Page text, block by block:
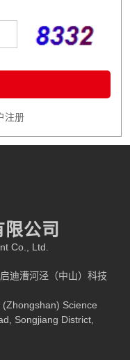
注册
公司
Co., Ltd.
迪漕河泾（中山）科技
Science
Songjiang District,